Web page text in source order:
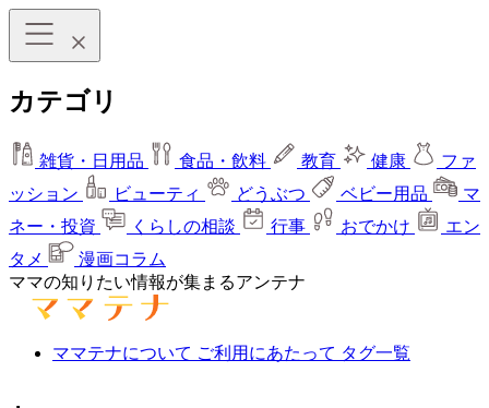
カテゴリ
雑貨・日用品 食品・飲料 教育 健康
ファ
ッション
ビューティ どうぶつ ベビー用品
マ
ネー・投資
くらしの相談 行事 おでかけ
エン
タメ
漫画コラム
ママの知りたい情報が集まるアンテナ
ママテナについて ご利用にあたって タグ一覧